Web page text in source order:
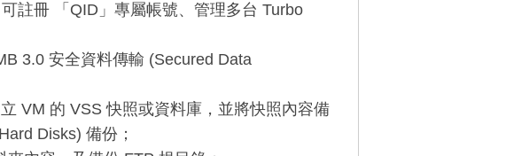
註冊 「QID」專屬帳號、管理多台 Turbo
3.0 安全資料傳輸 (Secured Data
VM 的 VSS 快照或資料庫，並將快照內容備
Disks) 備份；